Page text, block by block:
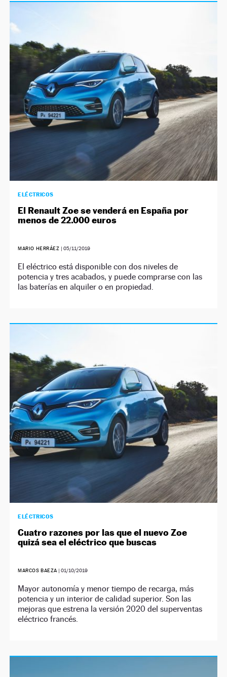
ELÉCTRICOS
El Renault Zoe se venderá en España por
menos de 22.000 euros
MARIO HERRÁEZ | 05/11/2019
El eléctrico está disponible con dos niveles de
potencia y tres acabados, y puede comprarse con las
las baterías en alquiler o en propiedad.
ELÉCTRICOS
Cuatro razones por las que el nuevo Zoe
quizá sea el eléctrico que buscas
MARCOS BAEZA |01/10/2019
Mayor autonomía y menor tiempo de recarga, más
potencia y un interior de calidad superior. Son las
mejoras que estrena la versión 2020 del superventas
eléctrico francés.